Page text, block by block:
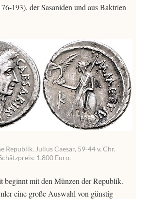
193), der Sasaniden und aus Baktrien
Republik. Julius Caesar, 59-44 v. Chr.
1.800 Euro.
beginnt mit den Münzen der Republik.
eine große Auswahl von günstig